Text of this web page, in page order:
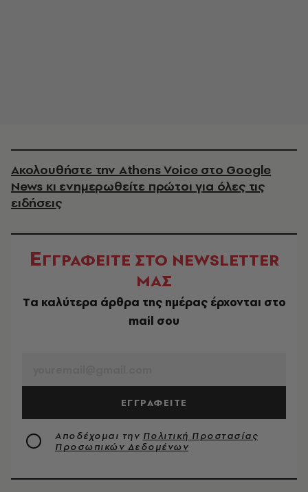
Ακολουθήστε την Athens Voice στο Google
News κι ενημερωθείτε πρώτοι για όλες τις
ειδήσεις
ΕΓΓΡΑΦΕΙΤΕ ΣΤΟ NEWSLETTER
ΜΑΣ
Tα καλύτερα άρθρα της ημέρας έρχονται στο
mail σου
ΕΓΓΡΑΦΕΙΤΕ
Αποδέχομαι την Πολιτική Προστασίας
Προσωπικών Δεδομένων